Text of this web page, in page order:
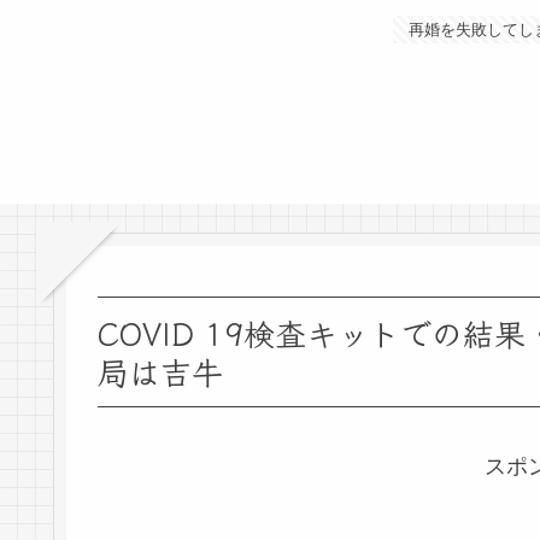
再婚を失敗してし
COVID 19検査キットでの結
局は吉牛
スポ